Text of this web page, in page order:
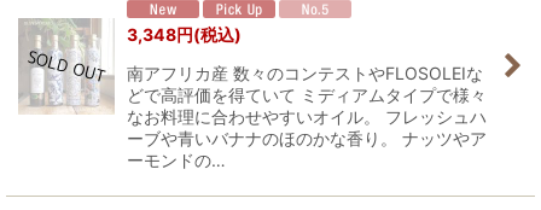
3,348円(税込)
南アフリカ産 数々のコンテストやFLOSOLEIな
どで高評価を得ていて ミディアムタイプで様々
なお料理に合わせやすいオイル。 フレッシュハ
ーブや青いバナナのほのかな香り。 ナッツやア
ーモンドの…